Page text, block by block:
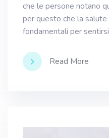
che le persone notano
per questo che la
fondamentali per
Read More